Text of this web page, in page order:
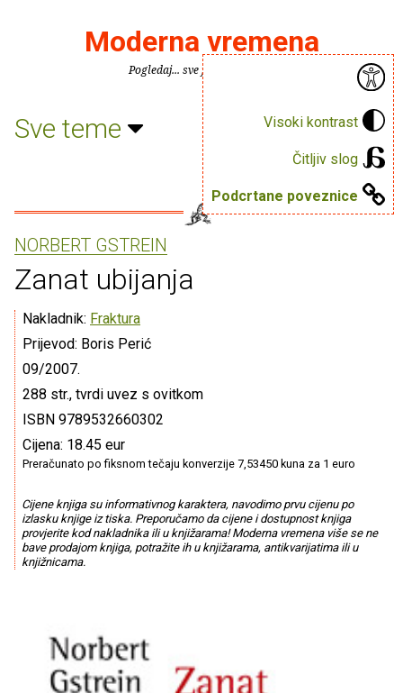
Visoki kontrast
Čitljiv slog
Podcrtane poveznice
Moderna vremena
Pogledaj... sve je puno knjiga.
Sve teme
NORBERT GSTREIN
Zanat ubijanja
Nakladnik: Fraktura
Prijevod: Boris Perić
09/2007.
288 str., tvrdi uvez s ovitkom
ISBN 9789532660302
Cijena: 18.45 eur
Preračunato po fiksnom tečaju konverzije 7,53450 kuna za 1 euro
Cijene knjiga su informativnog karaktera, navodimo prvu cijenu po
izlasku knjige iz tiska. Preporučamo da cijene i dostupnost knjiga
provjerite kod nakladnika ili u knjižarama! Moderna vremena više se ne
bave prodajom knjiga, potražite ih u knjižarama, antikvarijatima ili u
knjižnicama.